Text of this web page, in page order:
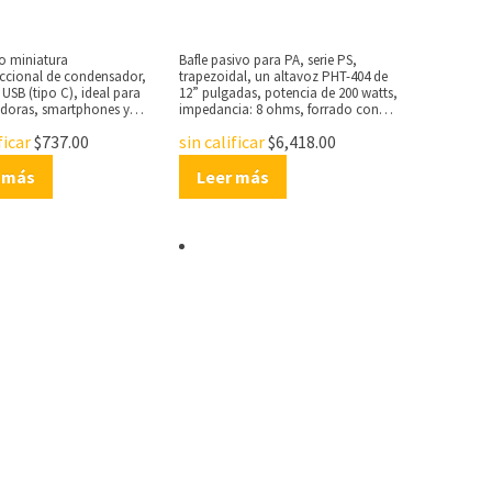
miniatura
de condensador,
(tipo C), ideal para
smartphones y
frecuencia de 50 Hz a 18
plug and play,
de 180° grados,
señal a ruido: 65
$737.00
Bafle pasivo para PA, serie PS,
trapezoidal, un altavoz PHT-404 de
12” pulgadas, potencia de 200 watts,
impedancia: 8 ohms, forrado con
manijas laterales.
sin calificar$6,418.00
Leer más